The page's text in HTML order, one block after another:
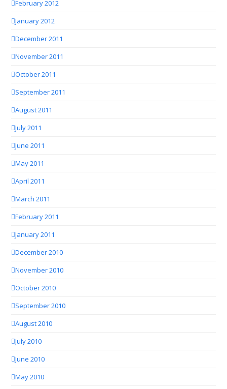
February 2012
January 2012
December 2011
November 2011
October 2011
September 2011
August 2011
July 2011
June 2011
May 2011
April 2011
March 2011
February 2011
January 2011
December 2010
November 2010
October 2010
September 2010
August 2010
July 2010
June 2010
May 2010